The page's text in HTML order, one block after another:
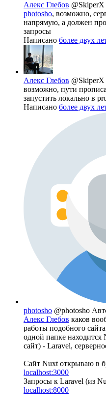
Алекс Глебов @SkiperX
photosho, возможно,
напрямую, а должен
запросы
Написано более двух
Алекс Глебов @SkiperX
возможно, пути
запустить локально в
Написано более двух
photosho @photosho
Алекс Глебов каков
работы подобного
одной папке находится
сайт) - Laravel,
Сайт Nuxt открываю в
localhost:3000
Запросы к Laravel (из
localhost:8000